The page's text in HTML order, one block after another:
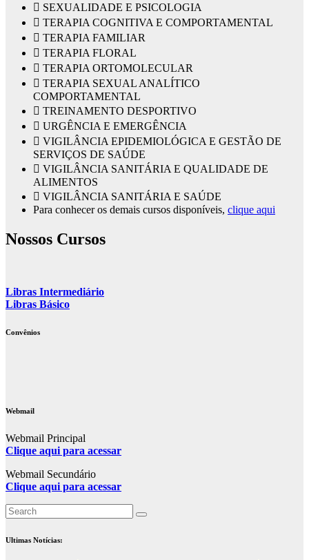
 SEXUALIDADE E PSICOLOGIA
 TERAPIA COGNITIVA E COMPORTAMENTAL
 TERAPIA FAMILIAR
 TERAPIA FLORAL
 TERAPIA ORTOMOLECULAR
 TERAPIA SEXUAL ANALÍTICO
COMPORTAMENTAL
 TREINAMENTO DESPORTIVO
 URGÊNCIA E EMERGÊNCIA
 VIGILÂNCIA EPIDEMIOLÓGICA E GESTÃO DE
SERVIÇOS DE SAÚDE
 VIGILÂNCIA SANITÁRIA E QUALIDADE DE
ALIMENTOS
 VIGILÂNCIA SANITÁRIA E SAÚDE
Para conhecer os demais cursos disponíveis, clique aqui
Nossos Cursos
Libras Intermediário
Libras Básico
Convênios
Webmail
Webmail Principal
Clique aqui para acessar
Webmail Secundário
Clique aqui para acessar
Ultimas Notícias: